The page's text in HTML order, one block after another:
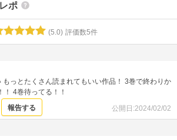
ポ
(5.0) 評価数5件
もっとたくさん読まれてもいい作品！ 3巻で終わりか
！ 4巻待ってる！！
報告する 公開日:2024/02/02